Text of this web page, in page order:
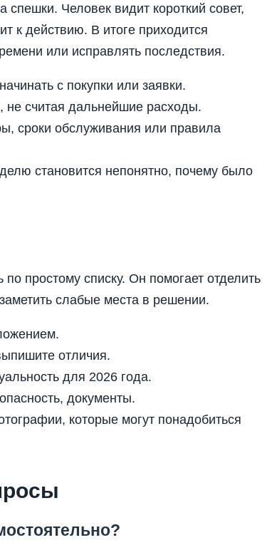
Человек видит короткий совет,
к действию. В итоге приходится
или исправлять последствия.
с покупки или заявки.
не считая дальнейшие расходы.
сроки обслуживания или правила
становится непонятно, почему было
простому списку. Он помогает отделить
слабые места в решении.
отличия.
для 2026 года.
документы.
которые могут понадобиться